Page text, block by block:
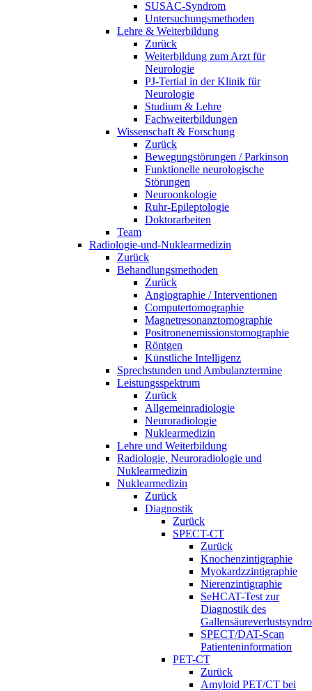
SUSAC-Syndrom
Untersuchungsmethoden
Lehre & Weiterbildung
Zurück
Weiterbildung zum Arzt für
Neurologie
PJ-Tertial in der Klinik für
Neurologie
Studium & Lehre
Fachweiterbildungen
Wissenschaft & Forschung
Zurück
Bewegungstörungen / Parkinson
Funktionelle neurologische
Störungen
Neuroonkologie
Ruhr-Epileptologie
Doktorarbeiten
Team
Radiologie-und-Nuklearmedizin
Zurück
Behandlungsmethoden
Zurück
Angiographie / Interventionen
Computertomographie
Magnetresonanztomographie
Positronenemissionstomographie
Röntgen
Künstliche Intelligenz
Sprechstunden und Ambulanztermine
Leistungsspektrum
Zurück
Allgemeinradiologie
Neuroradiologie
Nuklearmedizin
Lehre und Weiterbildung
Radiologie, Neuroradiologie und
Nuklearmedizin
Nuklearmedizin
Zurück
Diagnostik
Zurück
SPECT-CT
Zurück
Knochenzintigraphie
Myokardzzintigraphie
Nierenzintigraphie
SeHCAT-Test zur
Diagnostik des
SPECT/DAT-Scan
Patienteninformation
PET-CT
Zurück
Amyloid PET/CT bei